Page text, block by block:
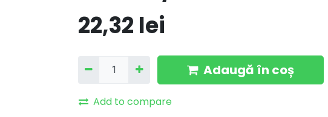
22,32 lei
Adaugă în coș
Add to compare